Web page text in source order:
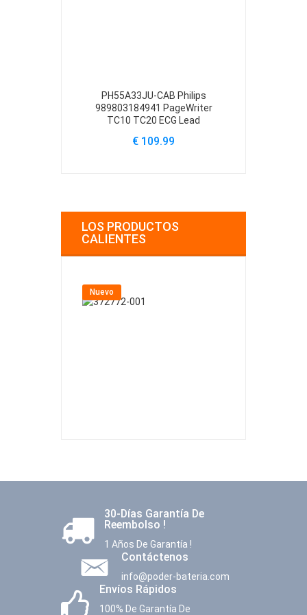
PH55A33JU-CAB Philips
989803184941 PageWriter
TC10 TC20 ECG Lead
€ 109.99
LOS PRODUCTOS
CALIENTES
Nuevo
30-Días Garantía De
Reembolso !
1 Años De Garantía !
Contáctenos
info@poder-bateria.com
Envíos Rápidos
100% De Garantía De